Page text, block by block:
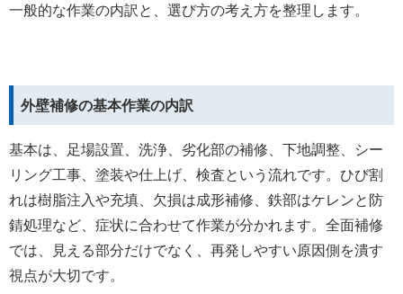
一般的な作業の内訳と、選び方の考え方を整理します。
外壁補修の基本作業の内訳
基本は、足場設置、洗浄、劣化部の補修、下地調整、シー
リング工事、塗装や仕上げ、検査という流れです。ひび割
れは樹脂注入や充填、欠損は成形補修、鉄部はケレンと防
錆処理など、症状に合わせて作業が分かれます。全面補修
では、見える部分だけでなく、再発しやすい原因側を潰す
視点が大切です。